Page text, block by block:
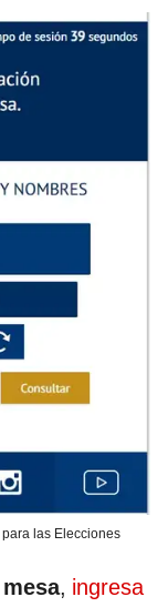
las Elecciones
, ingresa